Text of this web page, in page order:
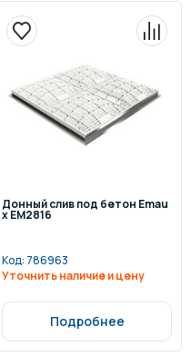
Донный слив под бетон Emau
x EM2816
Код: 786963
Уточнить наличие и цену
Подробнее